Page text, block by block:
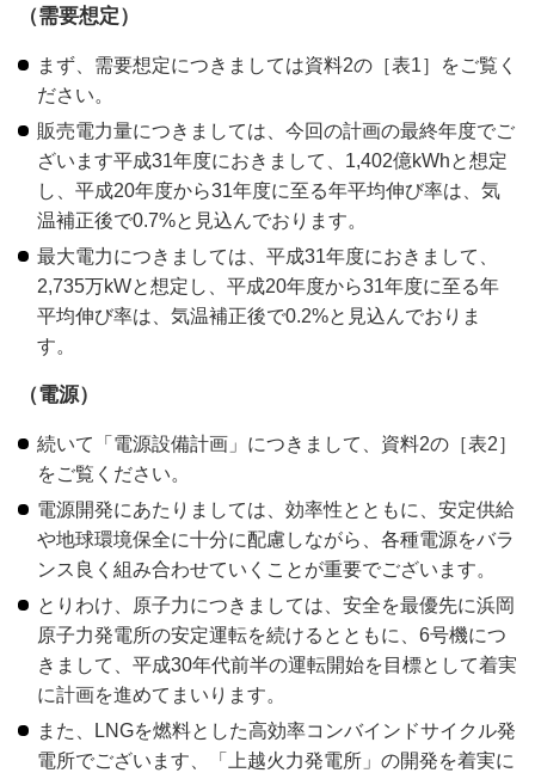
（需要想定）
まず、需要想定につきましては資料2の［表1］をご覧く
ださい。
販売電力量につきましては、今回の計画の最終年度でご
ざいます平成31年度におきまして、1,402億kWhと想定
し、平成20年度から31年度に至る年平均伸び率は、気
温補正後で0.7%と見込んでおります。
最大電力につきましては、平成31年度におきまして、
2,735万kWと想定し、平成20年度から31年度に至る年
平均伸び率は、気温補正後で0.2%と見込んでおりま
す。
（電源）
続いて「電源設備計画」につきまして、資料2の［表2］
をご覧ください。
電源開発にあたりましては、効率性とともに、安定供給
や地球環境保全に十分に配慮しながら、各種電源をバラ
ンス良く組み合わせていくことが重要でございます。
とりわけ、原子力につきましては、安全を最優先に浜岡
原子力発電所の安定運転を続けるとともに、6号機につ
きまして、平成30年代前半の運転開始を目標として着実
に計画を進めてまいります。
また、LNGを燃料とした高効率コンバインドサイクル発
電所でございます、「上越火力発電所」の開発を着実に